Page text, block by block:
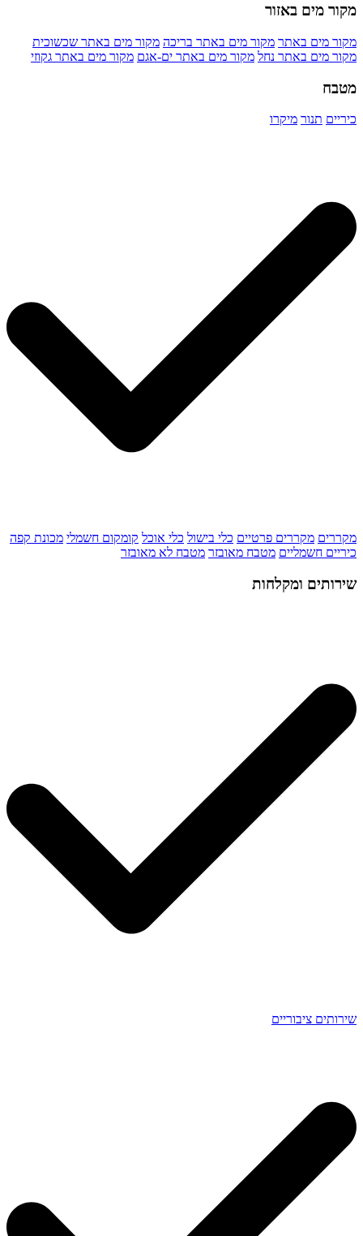
מקור מים באזור
מקור מים באתר מקור מים באתר בריכה מקור מים באתר שכשוכית
מקור מים באתר נחל מקור מים באתר ים-אגם מקור מים באתר גקוזי
מטבח
כיריים תנור מיקרו
מקררים מקררים פרטיים כלי בישול כלי אוכל קומקום חשמלי מכונת קפה
כיריים חשמליים מטבח מאובזר מטבח לא מאובזר
שירותים ומקלחות
שירותים ציבוריים